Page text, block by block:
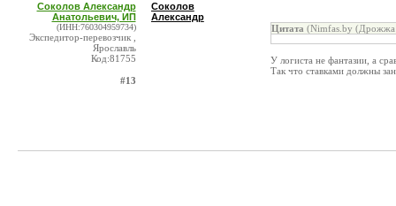
Соколов Александр
Анатольевич, ИП
(ИНН:760304959734)
Экспедитор-перевозчик ,
Ярославль
Код:81755
#13
Соколов
Александр
Цитата (Nimfas.by
У логиста не фантазии, а
Так что ставками должны